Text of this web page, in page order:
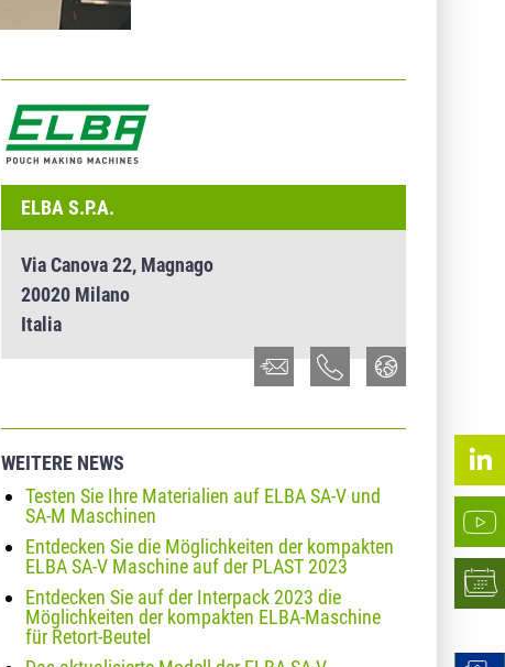
ELBA S.P.A.
Via Canova 22, Magnago
20020 Milano
Italia
WEITERE NEWS
Testen Sie Ihre Materialien auf ELBA SA-V und
SA-M Maschinen
Entdecken Sie die Möglichkeiten der kompakten
ELBA SA-V Maschine auf der PLAST 2023
Entdecken Sie auf der Interpack 2023 die
Möglichkeiten der kompakten ELBA-Maschine
für Retort-Beutel